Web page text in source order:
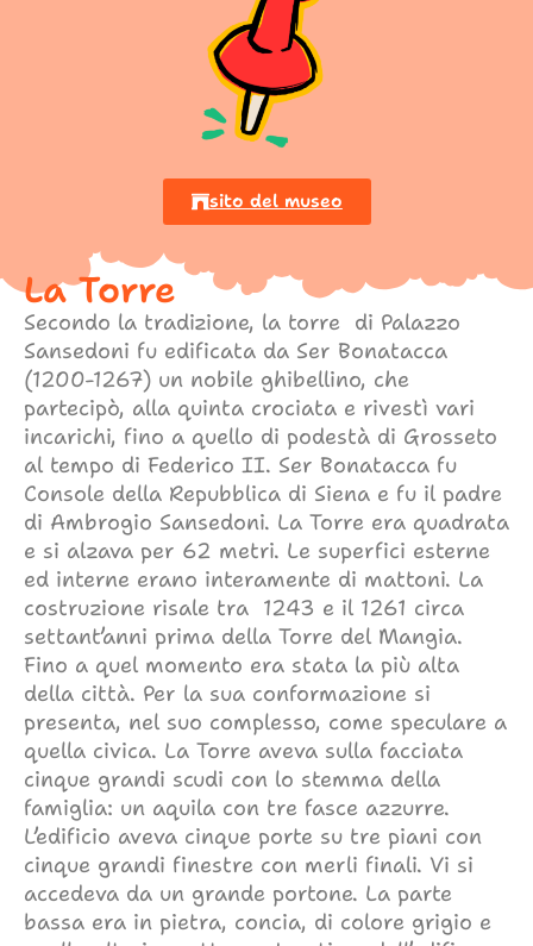
sito del museo
La Torre
Secondo la tradizione, la torre di Palazzo
Sansedoni fu edificata da Ser Bonatacca
(1200-1267) un nobile ghibellino, che
partecipò, alla quinta crociata e rivestì vari
incarichi, fino a quello di podestà di Grosseto
al tempo di Federico II. Ser Bonatacca fu
Console della Repubblica di Siena e fu il padre
di Ambrogio Sansedoni. La Torre era quadrata
e si alzava per 62 metri. Le superfici esterne
ed interne erano interamente di mattoni. La
costruzione risale tra 1243 e il 1261 circa
settant’anni prima della Torre del Mangia.
Fino a quel momento era stata la più alta
della città. Per la sua conformazione si
presenta, nel suo complesso, come speculare a
quella civica. La Torre aveva sulla facciata
cinque grandi scudi con lo stemma della
famiglia: un aquila con tre fasce azzurre.
L’edificio aveva cinque porte su tre piani con
cinque grandi finestre con merli finali. Vi si
accedeva da un grande portone. La parte
bassa era in pietra, concia, di colore grigio e